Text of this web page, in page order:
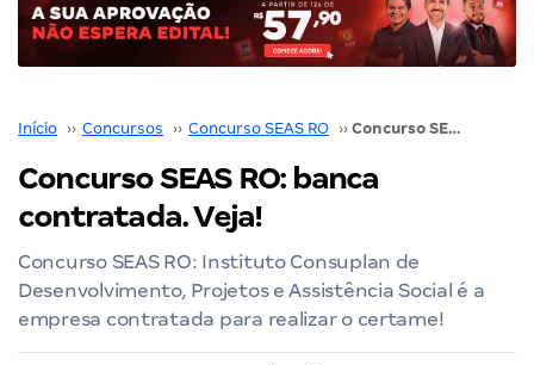
Início ›› Concursos ›› Concurso SEAS RO ›› Concurso SEAS RO: banca contratada. Veja!
Concurso SEAS RO: banca
contratada. Veja!
Concurso SEAS RO: Instituto Consuplan de
Desenvolvimento, Projetos e Assistência Social é a
empresa contratada para realizar o certame!